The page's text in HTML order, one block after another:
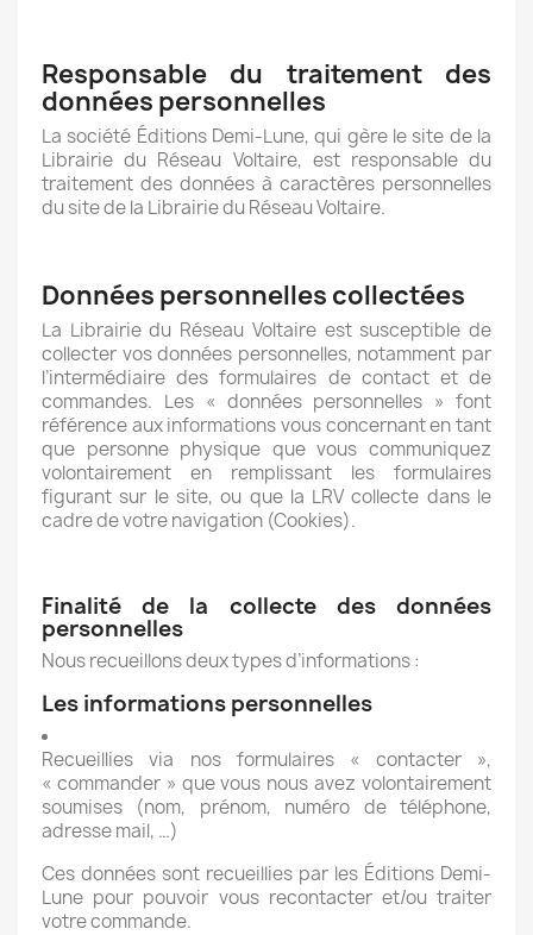
Responsable du traitement des
données personnelles
La société Éditions Demi-Lune, qui gère le site de la
Librairie du Réseau Voltaire, est responsable du
traitement des données à caractères personnelles
du site de la Librairie du Réseau Voltaire.
Données personnelles collectées
La Librairie du Réseau Voltaire est susceptible de
collecter vos données personnelles, notamment par
l’intermédiaire des formulaires de contact et de
commandes. Les « données personnelles » font
référence aux informations vous concernant en tant
que personne physique que vous communiquez
volontairement en remplissant les formulaires
figurant sur le site, ou que la LRV collecte dans le
cadre de votre navigation (Cookies).
Finalité de la collecte des données
personnelles
Nous recueillons deux types d’informations :
Les informations personnelles
Recueillies via nos formulaires « contacter »,
« commander » que vous nous avez volontairement
soumises (nom, prénom, numéro de téléphone,
adresse mail, …)
Ces données sont recueillies par les Éditions Demi-
Lune pour pouvoir vous recontacter et/ou traiter
votre commande.